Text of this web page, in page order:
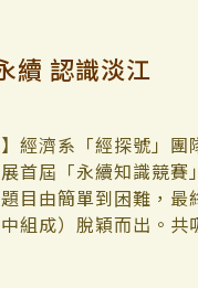
儘快改善。
續 認識淡江
經濟系「經探號」
首屆「永續知識競
目由簡單到困難，
組成）脫穎而出。